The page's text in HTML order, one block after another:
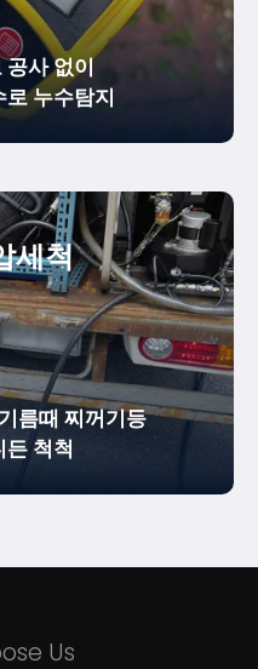
공사 없이
누수탐지
세척
름때 찌꺼기등
척척
Us